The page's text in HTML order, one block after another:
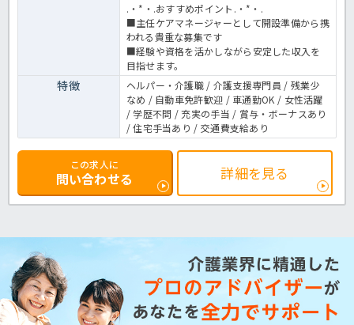
.・*・.おすすめポイント.・*・.
■主任ケアマネージャーとして開設準備から携
われる貴重な募集です
■経験や資格を活かしながら安定した収入を
目指せます。
特徴
ヘルパー・介護職 / 介護支援専門員 / 残業少
なめ / 自動車免許歓迎 / 車通勤OK / 女性活躍
/ 学歴不問 / 充実の手当 / 賞与・ボーナスあり
/ 住宅手当あり / 交通費支給あり
この求人に
問い合わせる 詳細を見る